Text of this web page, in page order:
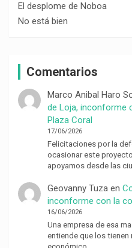
El desplome de Noboa
No está bien
Comentarios
Marco Anibal Haro
de Loja, inconforme
Plaza Coral
17/06/2026
Felicitaciones por la
ocasionar este
apoyamos desde las
Geovanny Tuzaen
inconforme con la
16/06/2026
Una empresa de esa
entiende que los